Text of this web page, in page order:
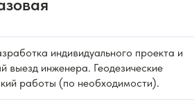
индивидуального проекта и
выезд инженера. Геодезические
работы (по необходимости).